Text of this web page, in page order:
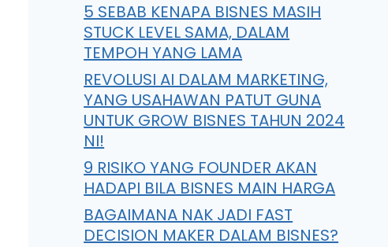
5 SEBAB KENAPA BISNES MASIH
STUCK LEVEL SAMA, DALAM
TEMPOH YANG LAMA
REVOLUSI AI DALAM MARKETING,
YANG USAHAWAN PATUT GUNA
UNTUK GROW BISNES TAHUN 2024
NI!
9 RISIKO YANG FOUNDER AKAN
HADAPI BILA BISNES MAIN HARGA
BAGAIMANA NAK JADI FAST
DECISION MAKER DALAM BISNES?